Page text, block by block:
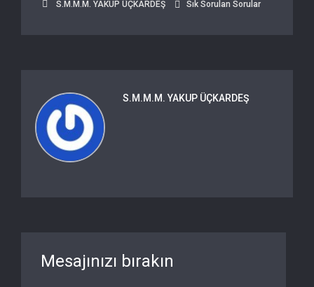
S.M.M.M. YAKUP ÜÇKARDEŞ Sık Sorulan Sorular
S.M.M.M. YAKUP ÜÇKARDEŞ
Mesajınızı bırakın